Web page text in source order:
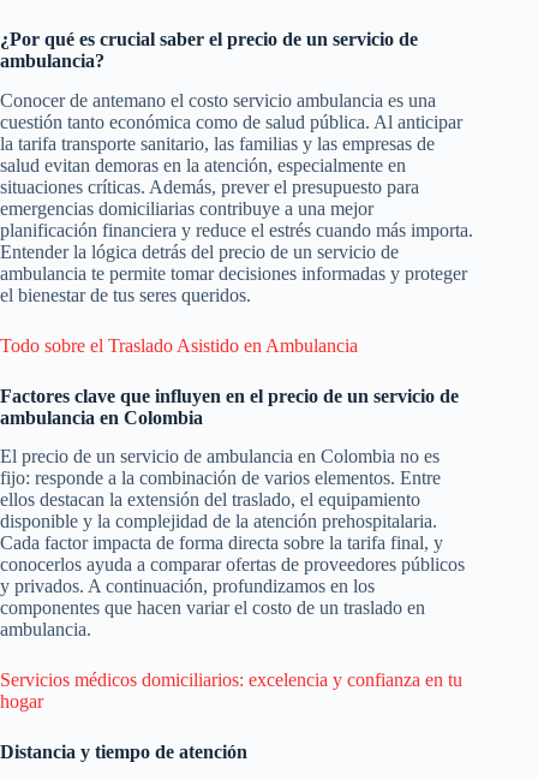
¿Por qué es crucial saber el precio de un servicio de
ambulancia?
Conocer de antemano el costo servicio ambulancia es una
cuestión tanto económica como de salud pública. Al anticipar
la tarifa transporte sanitario, las familias y las empresas de
salud evitan demoras en la atención, especialmente en
situaciones críticas. Además, prever el presupuesto para
emergencias domiciliarias contribuye a una mejor
planificación financiera y reduce el estrés cuando más importa.
Entender la lógica detrás del precio de un servicio de
ambulancia te permite tomar decisiones informadas y proteger
el bienestar de tus seres queridos.
Todo sobre el Traslado Asistido en Ambulancia
Factores clave que influyen en el precio de un servicio de
ambulancia en Colombia
El precio de un servicio de ambulancia en Colombia no es
fijo: responde a la combinación de varios elementos. Entre
ellos destacan la extensión del traslado, el equipamiento
disponible y la complejidad de la atención prehospitalaria.
Cada factor impacta de forma directa sobre la tarifa final, y
conocerlos ayuda a comparar ofertas de proveedores públicos
y privados. A continuación, profundizamos en los
componentes que hacen variar el costo de un traslado en
ambulancia.
Servicios médicos domiciliarios: excelencia y confianza en tu
hogar
Distancia y tiempo de atención